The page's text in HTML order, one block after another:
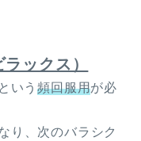
ックス）
いう頻回服用が必
り、次のバラシク